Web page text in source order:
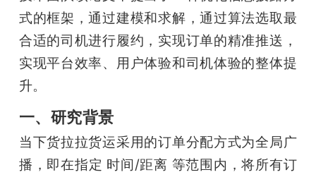
GAIR
专
题
式的框架，通过建模和求解，通过算法选取最
合适的司机进行履约，实现订单的精准推送，
实现平台效率、用户体验和司机体验的整体提
升。
一、研究背景
当下货拉拉货运采用的订单分配方式为全局广
播，即在指定 时间/距离 等范围内，将所有订